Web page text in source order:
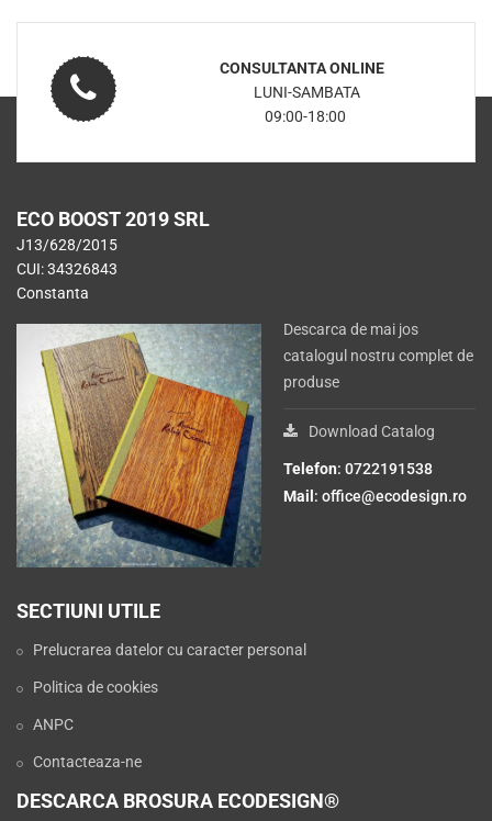
CONSULTANTA ONLINE
LUNI-SAMBATA
09:00-18:00
ECO BOOST 2019 SRL
J13/628/2015
CUI: 34326843
Constanta
Descarca de mai jos
catalogul nostru complet de
produse
Download Catalog
Telefon: 0722191538
Mail : office@ecodesign.ro
SECTIUNI UTILE
Prelucrarea datelor cu caracter personal
Politica de cookies
ANPC
Contacteaza-ne
DESCARCA BROSURA ECODESIGN®